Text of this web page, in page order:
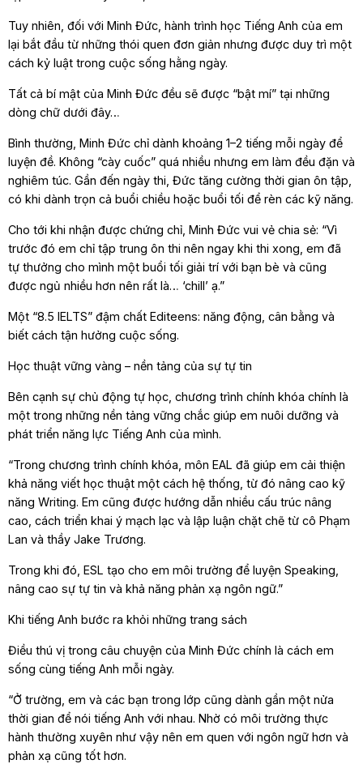
Tuy nhiên, đối với Minh Đức, hành trình học Tiếng Anh của em
lại bắt đầu từ những thói quen đơn giản nhưng được duy trì một
cách kỷ luật trong cuộc sống hằng ngày.
Tất cả bí mật của Minh Đức đều sẽ được “bật mí” tại những
dòng chữ dưới đây…
Bình thường, Minh Đức chỉ dành khoảng 1–2 tiếng mỗi ngày để
luyện đề. Không “cày cuốc” quá nhiều nhưng em làm đều đặn và
nghiêm túc. Gần đến ngày thi, Đức tăng cường thời gian ôn tập,
có khi dành trọn cả buổi chiều hoặc buổi tối để rèn các kỹ năng.
Cho tới khi nhận được chứng chỉ, Minh Đức vui vẻ chia sẻ: “Vì
trước đó em chỉ tập trung ôn thi nên ngay khi thi xong, em đã
tự thưởng cho mình một buổi tối giải trí với bạn bè và cũng
được ngủ nhiều hơn nên rất là… ‘chill’ ạ.”
Một “8.5 IELTS” đậm chất Editeens: năng động, cân bằng và
biết cách tận hưởng cuộc sống.
Học thuật vững vàng – nền tảng của sự tự tin
Bên cạnh sự chủ động tự học, chương trình chính khóa chính là
một trong những nền tảng vững chắc giúp em nuôi dưỡng và
phát triển năng lực Tiếng Anh của mình.
“Trong chương trình chính khóa, môn EAL đã giúp em cải thiện
khả năng viết học thuật một cách hệ thống, từ đó nâng cao kỹ
năng Writing. Em cũng được hướng dẫn nhiều cấu trúc nâng
cao, cách triển khai ý mạch lạc và lập luận chặt chẽ từ cô Phạm
Lan và thầy Jake Trương.
Trong khi đó, ESL tạo cho em môi trường để luyện Speaking,
nâng cao sự tự tin và khả năng phản xạ ngôn ngữ.”
Khi tiếng Anh bước ra khỏi những trang sách
Điều thú vị trong câu chuyện của Minh Đức chính là cách em
sống cùng tiếng Anh mỗi ngày.
“Ở trường, em và các bạn trong lớp cũng dành gần một nửa
thời gian để nói tiếng Anh với nhau. Nhờ có môi trường thực
hành thường xuyên như vậy nên em quen với ngôn ngữ hơn và
phản xạ cũng tốt hơn.